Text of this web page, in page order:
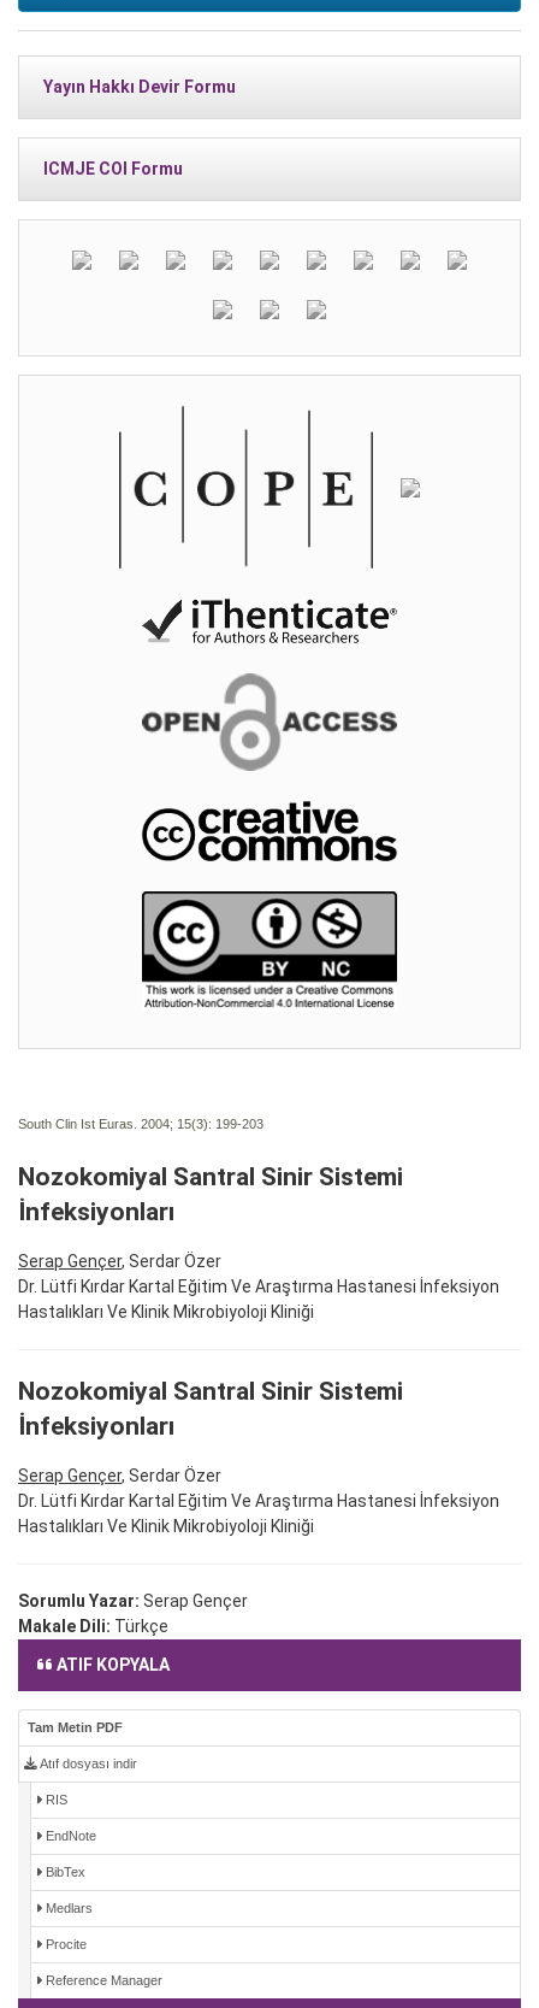
Yayın Hakkı Devir Formu
ICMJE COI Formu
South Clin Ist Euras. 2004; 15(3): 199-203
Nozokomiyal Santral Sinir Sistemi
İnfeksiyonları
Serap Gençer, Serdar Özer
Dr. Lütfi Kırdar Kartal Eğitim Ve Araştırma Hastanesi İnfeksiyon
Hastalıkları Ve Klinik Mikrobiyoloji Kliniği
Nozokomiyal Santral Sinir Sistemi
İnfeksiyonları
Serap Gençer, Serdar Özer
Dr. Lütfi Kırdar Kartal Eğitim Ve Araştırma Hastanesi İnfeksiyon
Hastalıkları Ve Klinik Mikrobiyoloji Kliniği
Sorumlu Yazar: Serap Gençer
Makale Dili: Türkçe
ATIF KOPYALA
Tam Metin PDF
Atıf dosyası indir
RIS
EndNote
BibTex
Medlars
Procite
Reference Manager